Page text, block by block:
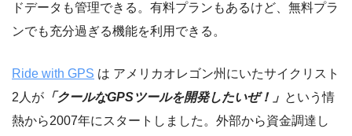
ドデータも管理できる。有料プランもあるけど、無料プラ
ンでも充分過ぎる機能を利用できる。
Ride with GPS は アメリカオレゴン州にいたサイクリスト
2人が 「クールなGPSツールを開発したいぜ！」 という情
熱から2007年にスタートしました。外部から資金調達し